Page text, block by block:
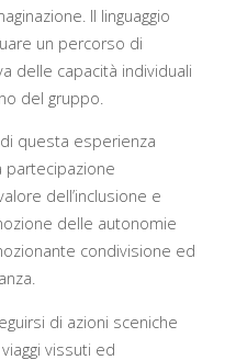
. Il linguaggio
un percorso di
delle capacità individuali
del gruppo.
questa esperienza
partecipazione
dell’inclusione e
delle autonomie
condivisione ed
di azioni sceniche
vissuti ed